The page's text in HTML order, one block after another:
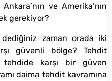
ve Amerika’nın
gerekiyor?
zaman orada iki
güvenli bölge? Tehdit
karşı bir güven
daima tehdit kavramına